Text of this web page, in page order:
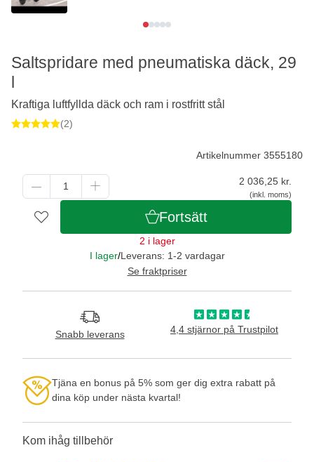
Artikelnummer 3555180
2 036,25 kr.
(inkl. moms)
Fortsätt
2 i lager
I lager/Leverans: 1-2 vardagar
Se fraktpriser
Snabb leverans 4,4 stjärnor på Trustpilot
Tjäna en bonus på 5% som ger dig extra rabatt på
dina köp under nästa kvartal!
Kom ihåg tillbehör
Saltspridare med pneumatiska däck, 29
l
Kraftiga luftfyllda däck och ram i rostfritt stål
(2)